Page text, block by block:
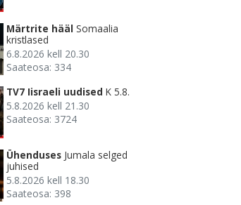
Märtrite hääl Somaalia
kristlased
6.8.2026 kell 20.30
Saateosa: 334
TV7 Iisraeli uudised K 5.8.
5.8.2026 kell 21.30
Saateosa: 3724
Ühenduses Jumala selged
juhised
5.8.2026 kell 18.30
Saateosa: 398